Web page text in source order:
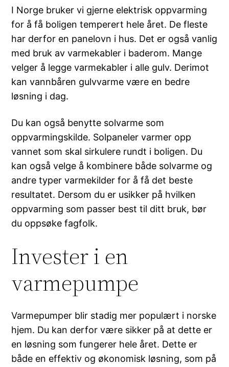
I Norge bruker vi gjerne elektrisk oppvarming
for å få boligen temperert hele året. De fleste
har derfor en panelovn i hus. Det er også vanlig
med bruk av varmekabler i baderom. Mange
velger å legge varmekabler i alle gulv. Derimot
kan vannbåren gulvvarme være en bedre
løsning i dag.
Du kan også benytte solvarme som
oppvarmingskilde. Solpaneler varmer opp
vannet som skal sirkulere rundt i boligen. Du
kan også velge å kombinere både solvarme og
andre typer varmekilder for å få det beste
resultatet. Dersom du er usikker på hvilken
oppvarming som passer best til ditt bruk, bør
du oppsøke fagfolk.
Invester i en
varmepumpe
Varmepumper blir stadig mer populært i norske
hjem. Du kan derfor være sikker på at dette er
en løsning som fungerer hele året. Dette er
både en effektiv og økonomisk løsning, som på